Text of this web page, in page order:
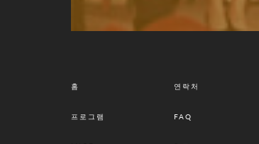
홈
프로그램
연락처
FAQ